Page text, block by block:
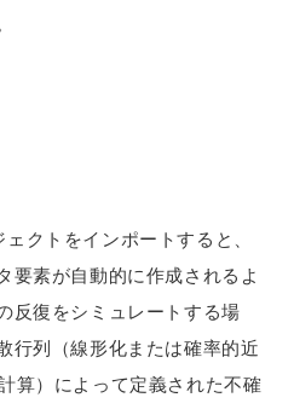
クトをインポートすると、
要素が自動的に作成されるよ
反復をシミュレートする場
行列（線形化または確率的近
算）によって定義された不確